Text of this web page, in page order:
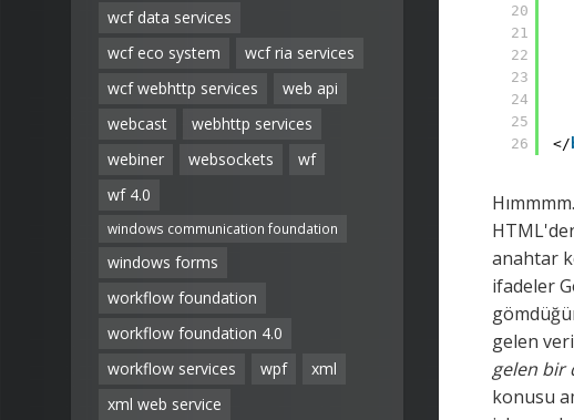
wcf data services
wcf eco system
wcf ria services
wcf webhttp services
web api
webcast
webhttp services
webiner
websockets
wf
wf 4.0
windows communication foundation
windows forms
workflow foundation
workflow foundation 4.0
workflow services
wpf
xml
xml web service
20
21
22
23
24
25
26
</
anahtar
ifadeler
gelen
gelen bir
konusu